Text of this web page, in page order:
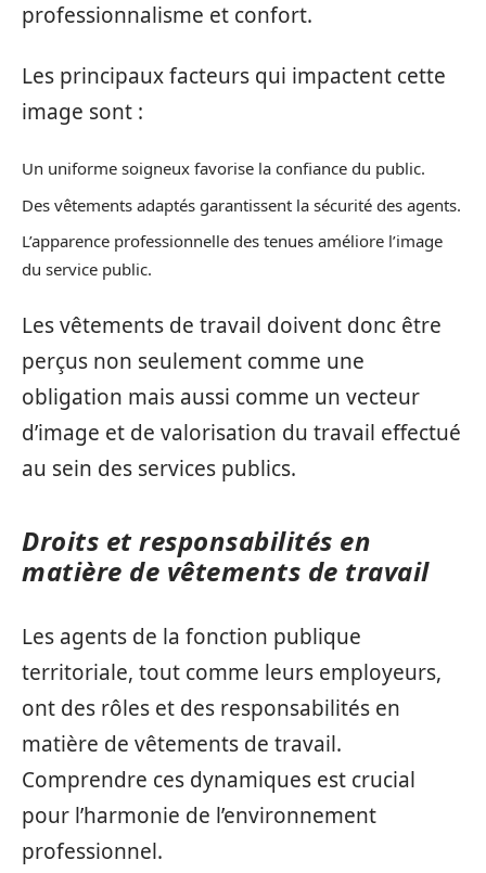
professionnalisme et confort.
Les principaux facteurs qui impactent cette
image sont :
Un uniforme soigneux favorise la confiance du public.
Des vêtements adaptés garantissent la sécurité des agents.
L’apparence professionnelle des tenues améliore l’image
du service public.
Les vêtements de travail doivent donc être
perçus non seulement comme une
obligation mais aussi comme un vecteur
d’image et de valorisation du travail effectué
au sein des services publics.
Droits et responsabilités en
matière de vêtements de travail
Les agents de la fonction publique
territoriale, tout comme leurs employeurs,
ont des rôles et des responsabilités en
matière de vêtements de travail.
Comprendre ces dynamiques est crucial
pour l’harmonie de l’environnement
professionnel.